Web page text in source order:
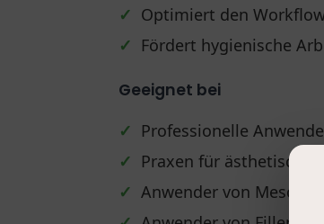
✓ Optimiert den
✓ Fördert hygienische
Geeignet bei
✓ Professionelle
✓ Praxen für ästhetische
✓ Anwender von